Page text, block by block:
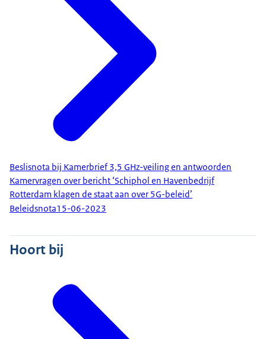
Beslisnota bij Kamerbrief 3,5 GHz-veiling en antwoorden
Kamervragen over bericht ‘Schiphol en Havenbedrijf
Rotterdam klagen de staat aan over 5G-beleid’
Beleidsnota15-06-2023
Hoort bij